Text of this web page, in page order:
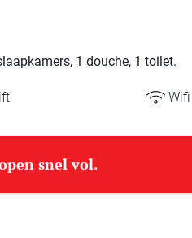
1 douche, 1 toilet.
Wifi
snel vol.